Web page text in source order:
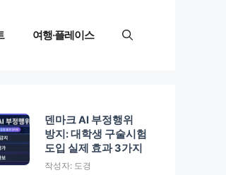
여행·플레이스
덴마크 AI 부정행위
방지: 대학생 구술시험
도입 실제 효과 3가지
작성자: 도경